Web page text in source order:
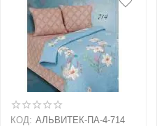
КОД: АЛЬВИТЕК-ПA-4-714